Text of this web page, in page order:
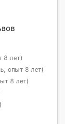
8 лет)
опыт 8 лет)
8 лет)